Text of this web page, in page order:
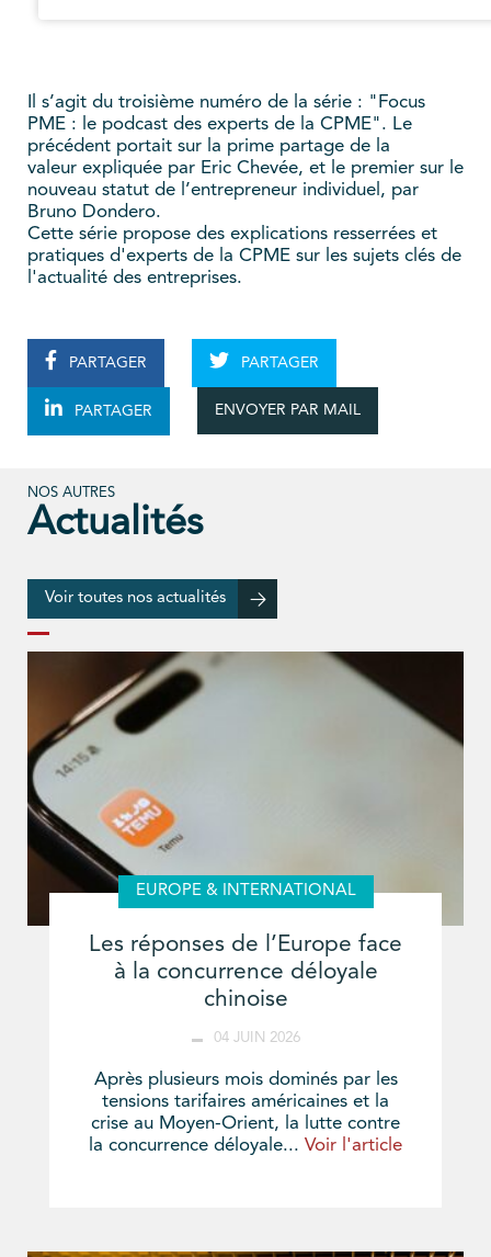
Il s’agit du troisième numéro de la série : "Focus
PME : le podcast des experts de la CPME". Le
précédent portait sur la prime partage de la
valeur expliquée par Eric Chevée, et le premier sur le
nouveau statut de l’entrepreneur individuel, par
Bruno Dondero.
Cette série propose des explications resserrées et
pratiques d'experts de la CPME sur les sujets clés de
l'actualité des entreprises.
PARTAGER PARTAGER
PARTAGER ENVOYER PAR MAIL
NOS AUTRES
Actualités
Voir toutes nos actualités
EUROPE & INTERNATIONAL
Les réponses de l’Europe face
à la concurrence déloyale
chinoise
04 JUIN 2026
Après plusieurs mois dominés par les
tensions tarifaires américaines et la
crise au Moyen-Orient, la lutte contre
la concurrence déloyale... Voir l'article